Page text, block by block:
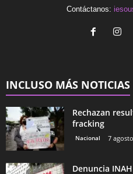
Contáctanos:
INCLUSO MÁS NOTICIAS
Rechazan
fracking
Nacional 7
Denuncia